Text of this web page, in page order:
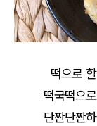
떡으로
떡국떡으
단짠단짠